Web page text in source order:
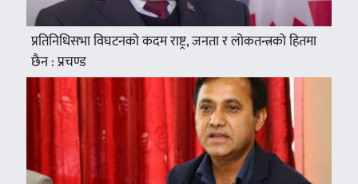
प्रतिनिधिसभा विघटनको कदम राष्ट्र, जनता र लोकतन्त्रको हितमा
छैन : प्रचण्ड